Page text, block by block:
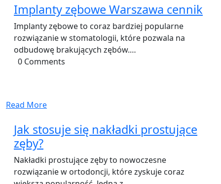
Implanty zębowe Warszawa cennik
Implanty zębowe to coraz bardziej popularne
rozwiązanie w stomatologii, które pozwala na
odbudowę brakujących zębów.…
0 Comments
Read More
Jak stosuje się nakładki prostujące
zęby?
Nakładki prostujące zęby to nowoczesne
rozwiązanie w ortodoncji, które zyskuje coraz